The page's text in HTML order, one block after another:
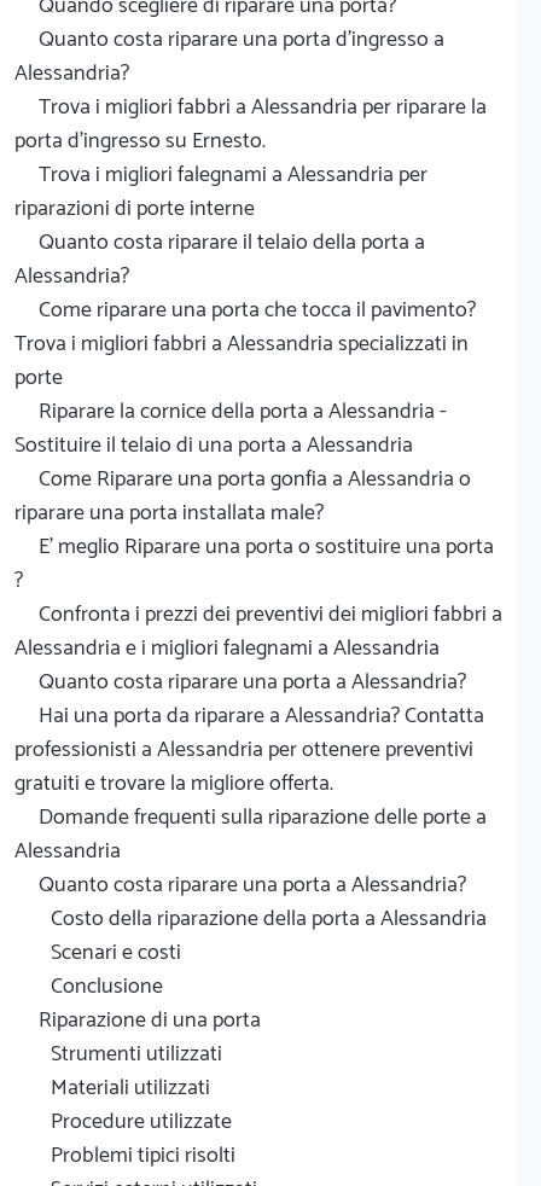
Quanto costa riparare una porta d'ingresso a
Alessandria?
Trova i migliori fabbri a Alessandria per riparare la
porta d'ingresso su Ernesto.
Trova i migliori falegnami a Alessandria per
riparazioni di porte interne
Quanto costa riparare il telaio della porta a
Alessandria?
Come riparare una porta che tocca il pavimento?
Trova i migliori fabbri a Alessandria specializzati in
porte
Riparare la cornice della porta a Alessandria -
Sostituire il telaio di una porta a Alessandria
Come Riparare una porta gonfia a Alessandria o
riparare una porta installata male?
E' meglio Riparare una porta o sostituire una porta
?
Confronta i prezzi dei preventivi dei migliori fabbri a
Alessandria e i migliori falegnami a Alessandria
Quanto costa riparare una porta a Alessandria?
Hai una porta da riparare a Alessandria? Contatta
professionisti a Alessandria per ottenere preventivi
gratuiti e trovare la migliore offerta.
Domande frequenti sulla riparazione delle porte a
Alessandria
Quanto costa riparare una porta a Alessandria?
Costo della riparazione della porta a Alessandria
Scenari e costi
Conclusione
Riparazione di una porta
Strumenti utilizzati
Materiali utilizzati
Procedure utilizzate
Problemi tipici risolti